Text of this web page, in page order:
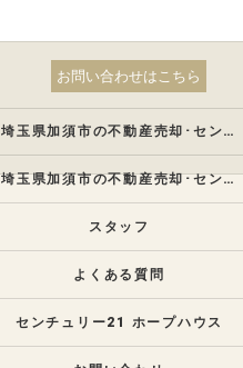
お問い合わせはこちら
埼玉県加須市の不動産売却･センチュリー21 ホープハウスの口コミ情報
埼玉県加須市の不動産売却･センチュリー21 ホープハウスのお客様の声
スタッフ
よくある質問
センチュリー21 ホープハウス